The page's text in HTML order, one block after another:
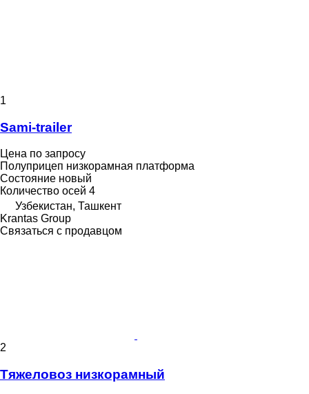
1
Sami-trailer
Цена по запросу
Полуприцеп низкорамная платформа
Состояние новый
Количество осей 4
Узбекистан, Ташкент
Krantas Group
Связаться с продавцом
2
Тяжеловоз низкорамный